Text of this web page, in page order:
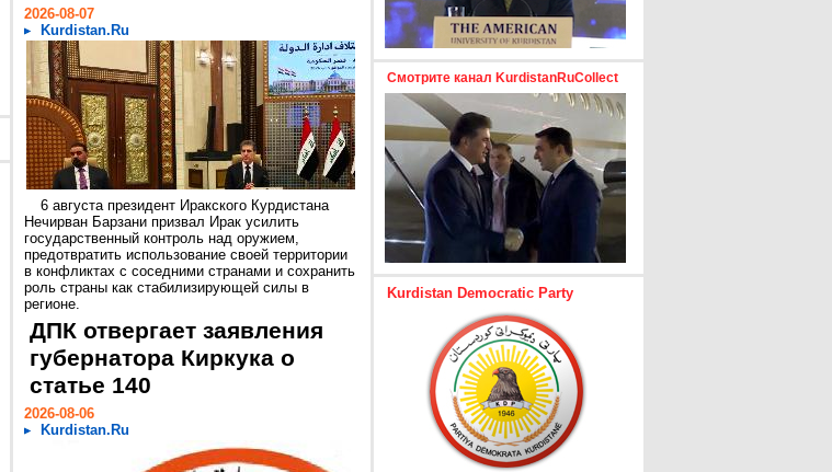
2026-08-07
Kurdistan.Ru
6 августа президент Иракского Курдистана
Нечирван Барзани призвал Ирак усилить
государственный контроль над оружием,
предотвратить использование своей территории
в конфликтах с соседними странами и сохранить
роль страны как стабилизирующей силы в
регионе.
ДПК отвергает заявления
губернатора Киркука о
статье 140
2026-08-06
Kurdistan.Ru
Смотрите канал KurdistanRuCollect
Kurdistan Democratic Party